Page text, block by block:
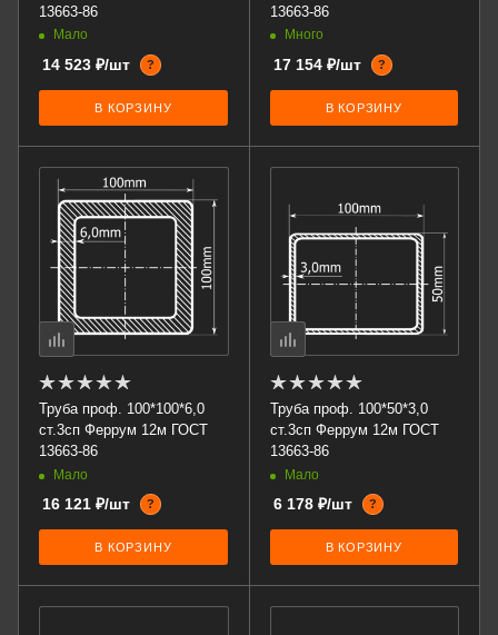
13663-86
Мало
14 523 ₽/шт ?
В КОРЗИНУ
13663-86
Много
17 154 ₽/шт ?
В КОРЗИНУ
Труба проф. 100*100*6,0
ст.3сп Феррум 12м ГОСТ
13663-86
Мало
16 121 ₽/шт ?
В КОРЗИНУ
Труба проф. 100*50*3,0
ст.3сп Феррум 12м ГОСТ
13663-86
Мало
6 178 ₽/шт ?
В КОРЗИНУ